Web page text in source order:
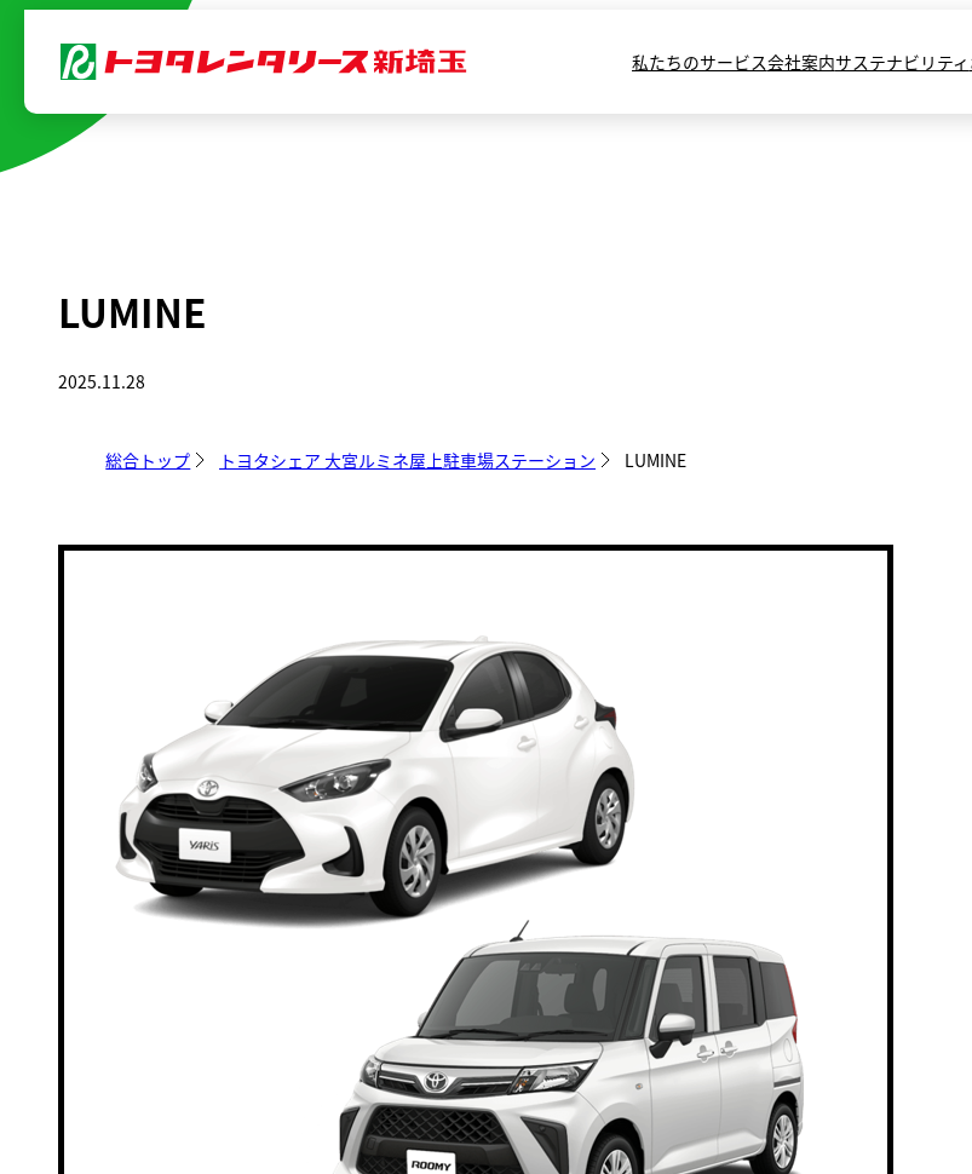
を
キ
私たちのサービス会社案内サステナビリティ
LUMINE
2025.11.28
総合トップ トヨタシェア 大宮ルミネ屋上駐車場ステーション LUMINE